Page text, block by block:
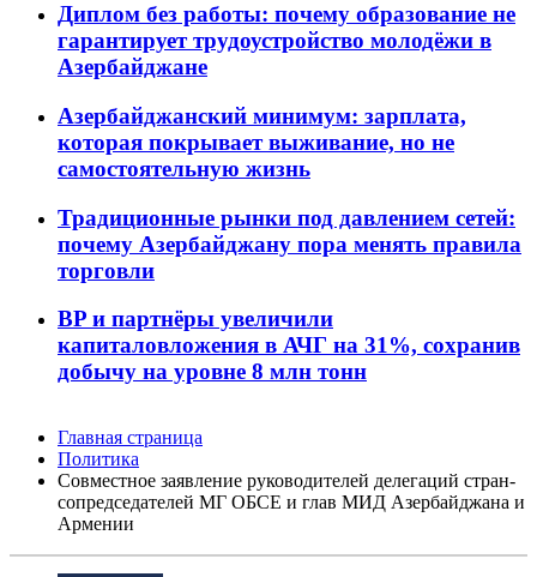
Диплом без работы: почему образование не
гарантирует трудоустройство молодёжи в
Азербайджане
Азербайджанский минимум: зарплата,
которая покрывает выживание, но не
самостоятельную жизнь
Традиционные рынки под давлением сетей:
почему Азербайджану пора менять правила
торговли
BP и партнёры увеличили
капиталовложения в АЧГ на 31%, сохранив
добычу на уровне 8 млн тонн
Главная страница
Политика
Совместное заявление руководителей делегаций стран-
сопредседателей МГ ОБСЕ и глав МИД Азербайджана и
Армении